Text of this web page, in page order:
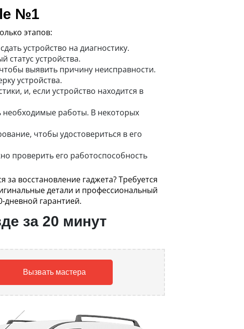
№1
этапов:
устройство на диагностику.
статус устройства.
выявить причину неисправности.
устройства.
и, если устройство находится в
необходимые работы. В некоторых
чтобы удостовериться в его
проверить его работоспособность
восстановление гаджета? Требуется
детали и профессиональный
дневной гарантией.
за 20 минут
Вызвать мастера